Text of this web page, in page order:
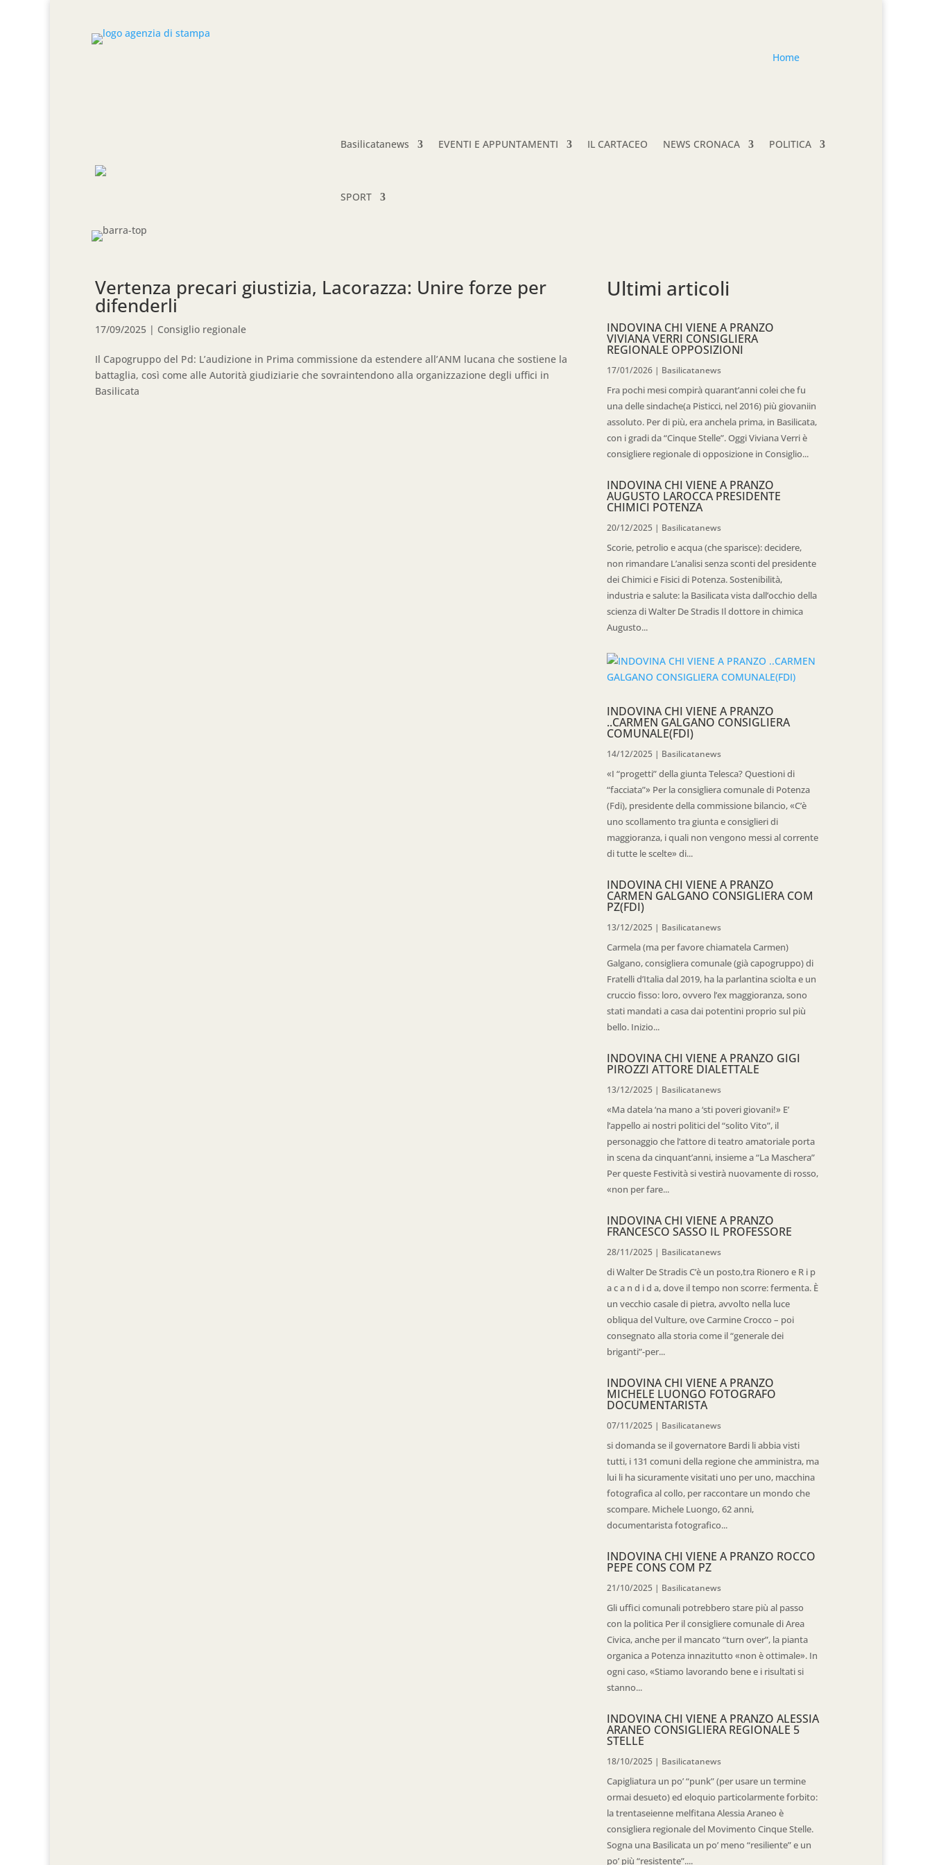
Home
Basilicatanews EVENTI E APPUNTAMENTI IL CARTACEO NEWS CRONACA POLITICA
SPORT
Vertenza precari giustizia, Lacorazza: Unire forze per
difenderli
17/09/2025 | Consiglio regionale
Il Capogruppo del Pd: L’audizione in Prima commissione da estendere all’ANM lucana che sostiene la
battaglia, così come alle Autorità giudiziarie che sovraintendono alla organizzazione degli uffici in
Basilicata
Ultimi articoli
INDOVINA CHI VIENE A PRANZO
VIVIANA VERRI CONSIGLIERA
REGIONALE OPPOSIZIONI
17/01/2026 | Basilicatanews
Fra pochi mesi compirà quarant’anni colei che fu
una delle sindache(a Pisticci, nel 2016) più giovaniin
assoluto. Per di più, era anchela prima, in Basilicata,
con i gradi da “Cinque Stelle”. Oggi Viviana Verri è
consigliere regionale di opposizione in Consiglio...
INDOVINA CHI VIENE A PRANZO
AUGUSTO LAROCCA PRESIDENTE
CHIMICI POTENZA
20/12/2025 | Basilicatanews
Scorie, petrolio e acqua (che sparisce): decidere,
non rimandare L’analisi senza sconti del presidente
dei Chimici e Fisici di Potenza. Sostenibilità,
industria e salute: la Basilicata vista dall’occhio della
scienza di Walter De Stradis Il dottore in chimica
Augusto...
INDOVINA CHI VIENE A PRANZO
..CARMEN GALGANO CONSIGLIERA
COMUNALE(FDI)
14/12/2025 | Basilicatanews
«I “progetti” della giunta Telesca? Questioni di
“facciata”» Per la consigliera comunale di Potenza
(Fdi), presidente della commissione bilancio, «C’è
uno scollamento tra giunta e consiglieri di
maggioranza, i quali non vengono messi al corrente
di tutte le scelte» di...
INDOVINA CHI VIENE A PRANZO
CARMEN GALGANO CONSIGLIERA COM
PZ(FDI)
13/12/2025 | Basilicatanews
Carmela (ma per favore chiamatela Carmen)
Galgano, consigliera comunale (già capogruppo) di
Fratelli d’Italia dal 2019, ha la parlantina sciolta e un
cruccio fisso: loro, ovvero l’ex maggioranza, sono
stati mandati a casa dai potentini proprio sul più
bello. Inizio...
INDOVINA CHI VIENE A PRANZO GIGI
PIROZZI ATTORE DIALETTALE
13/12/2025 | Basilicatanews
«Ma datela ‘na mano a ‘sti poveri giovani!» E’
l’appello ai nostri politici del “solito Vito”, il
personaggio che l’attore di teatro amatoriale porta
in scena da cinquant’anni, insieme a “La Maschera”
Per queste Festività si vestirà nuovamente di rosso,
«non per fare...
INDOVINA CHI VIENE A PRANZO
FRANCESCO SASSO IL PROFESSORE
28/11/2025 | Basilicatanews
di Walter De Stradis C’è un posto,tra Rionero e R i p
a c a n d i d a, dove il tempo non scorre: fermenta. È
un vecchio casale di pietra, avvolto nella luce
obliqua del Vulture, ove Carmine Crocco – poi
consegnato alla storia come il “generale dei
briganti”-per...
INDOVINA CHI VIENE A PRANZO
MICHELE LUONGO FOTOGRAFO
DOCUMENTARISTA
07/11/2025 | Basilicatanews
si domanda se il governatore Bardi li abbia visti
tutti, i 131 comuni della regione che amministra, ma
lui li ha sicuramente visitati uno per uno, macchina
fotografica al collo, per raccontare un mondo che
scompare. Michele Luongo, 62 anni,
documentarista fotografico...
INDOVINA CHI VIENE A PRANZO ROCCO
PEPE CONS COM PZ
21/10/2025 | Basilicatanews
Gli uffici comunali potrebbero stare più al passo
con la politica Per il consigliere comunale di Area
Civica, anche per il mancato “turn over”, la pianta
organica a Potenza innazitutto «non è ottimale». In
ogni caso, «Stiamo lavorando bene e i risultati si
stanno...
INDOVINA CHI VIENE A PRANZO ALESSIA
ARANEO CONSIGLIERA REGIONALE 5
STELLE
18/10/2025 | Basilicatanews
Capigliatura un po’ “punk” (per usare un termine
ormai desueto) ed eloquio particolarmente forbito:
la trentaseienne melfitana Alessia Araneo è
consigliera regionale del Movimento Cinque Stelle.
Sogna una Basilicata un po’ meno “resiliente” e un
po’ più “resistente”....